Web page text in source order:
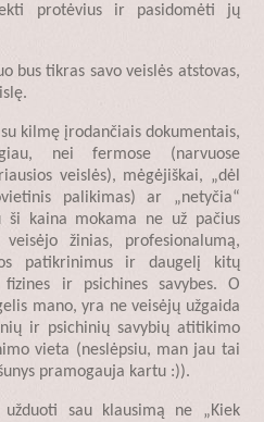
protėvius ir pasidomėti jų
bus tikras savo veislės atstovas,
kilmę įrodančiais dokumentais,
nei fermose (narvuose
veislės), mėgėjiškai, „dėl
palikimas) ar „netyčia“
ši kaina mokama ne už pačius
žinias, profesionalumą,
patikrinimus ir daugelį kitų
ir psichines savybes. O
mano, yra ne veisėjų užgaida
ir psichinių savybių atitikimo
vieta (neslėpsiu, man jau tai
pramogauja kartu :)).
užduoti sau klausimą ne „Kiek